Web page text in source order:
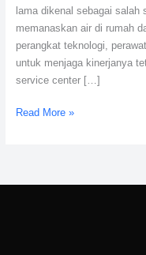
lama dikenal sebagai salah
memanaskan air di rumah
perangkat teknologi,
untuk menjaga kinerjanya
service center […]
Read More »